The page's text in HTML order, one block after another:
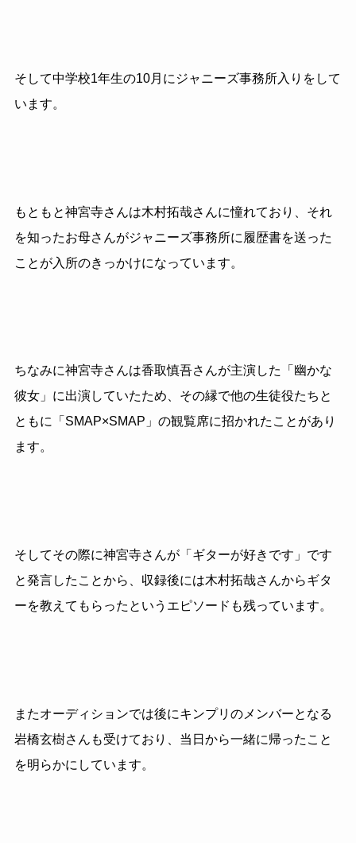
そして中学校1年生の10月にジャニーズ事務所入りをして
います。
もともと神宮寺さんは木村拓哉さんに憧れており、それ
を知ったお母さんがジャニーズ事務所に履歴書を送った
ことが入所のきっかけになっています。
ちなみに神宮寺さんは香取慎吾さんが主演した「幽かな
彼女」に出演していたため、その縁で他の生徒役たちと
ともに「SMAP×SMAP」の観覧席に招かれたことがあり
ます。
そしてその際に神宮寺さんが「ギターが好きです」です
と発言したことから、収録後には木村拓哉さんからギタ
ーを教えてもらったというエピソードも残っています。
またオーディションでは後にキンプリのメンバーとなる
岩橋玄樹さんも受けており、当日から一緒に帰ったこと
を明らかにしています。